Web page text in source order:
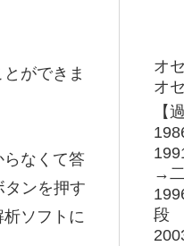
ができま
らなくて答
タンを押す
ソフトに
オ
オ
【
→
段